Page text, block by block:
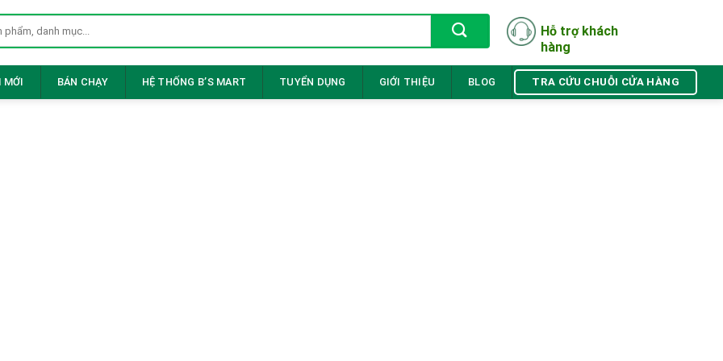
Hỗ trợ khách
hàng
MỚI BÁN CHẠY HỆ THỐNG B’S MART TUYỂN DỤNG GIỚI THIỆU BLOG TRA CỨU CHUỖI CỬA HÀNG